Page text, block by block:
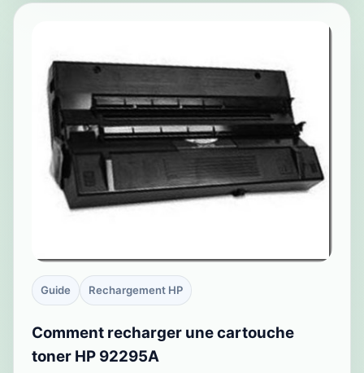
Guide Rechargement HP
Comment recharger une cartouche
toner HP 92295A